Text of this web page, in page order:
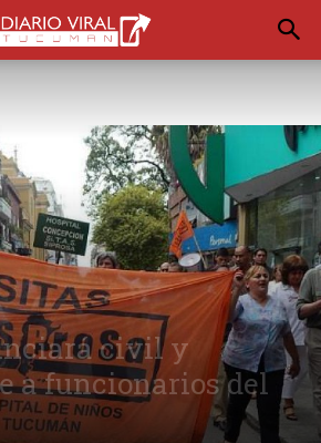
civil y
a funcionarios del